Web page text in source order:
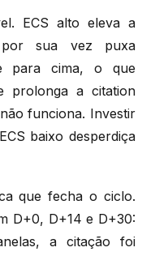
ECS alto eleva a
por sua vez puxa
para cima, o que
prolonga a citation
funciona. Investir
baixo desperdiça
que fecha o ciclo.
D+0, D+14 e D+30:
a citação foi